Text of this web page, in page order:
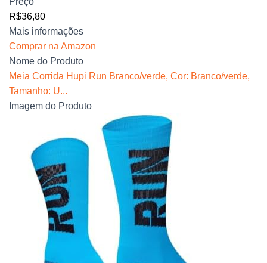
R$36,80
Mais informações
Comprar na Amazon
Nome do Produto
Meia Corrida Hupi Run Branco/verde, Cor: Branco/verde,
Tamanho: U...
Imagem do Produto